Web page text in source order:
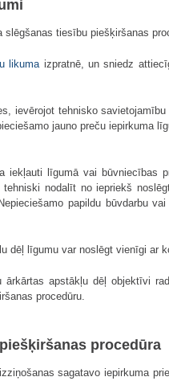
slēgšanas tiesību piešķiršanas
likuma izpratnē, un sniedz
ievērojot tehnisko
jauno preču iepirkuma
līgumā vai būvniecības
nodalīt no iepriekš
papildu būvdarbu
līgumu var noslēgt vienīgi ar
apstākļu dēļ objektīvi
procedūru.
procedūra
sagatavo iepirkuma